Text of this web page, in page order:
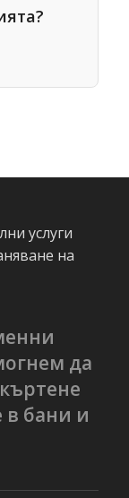
услуги
на
да
в бани и